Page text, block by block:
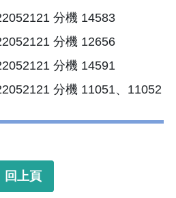
分機 14583
分機 12656
分機 14591
分機 11051、11052
回上頁